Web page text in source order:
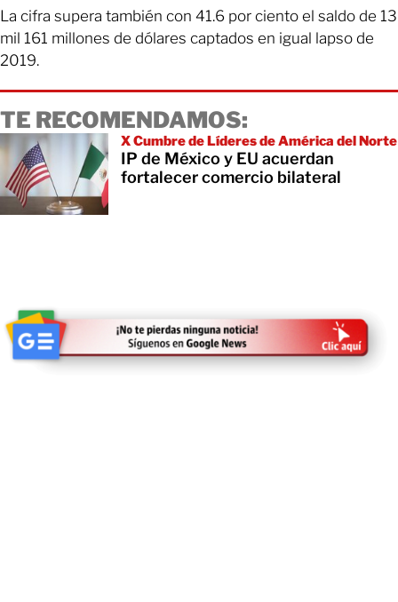
La cifra supera también con 41.6 por ciento el saldo de 13
mil 161 millones de dólares captados en igual lapso de
2019.
TE RECOMENDAMOS:
X Cumbre de Líderes de América del Norte
IP de México y EU acuerdan
fortalecer comercio bilateral